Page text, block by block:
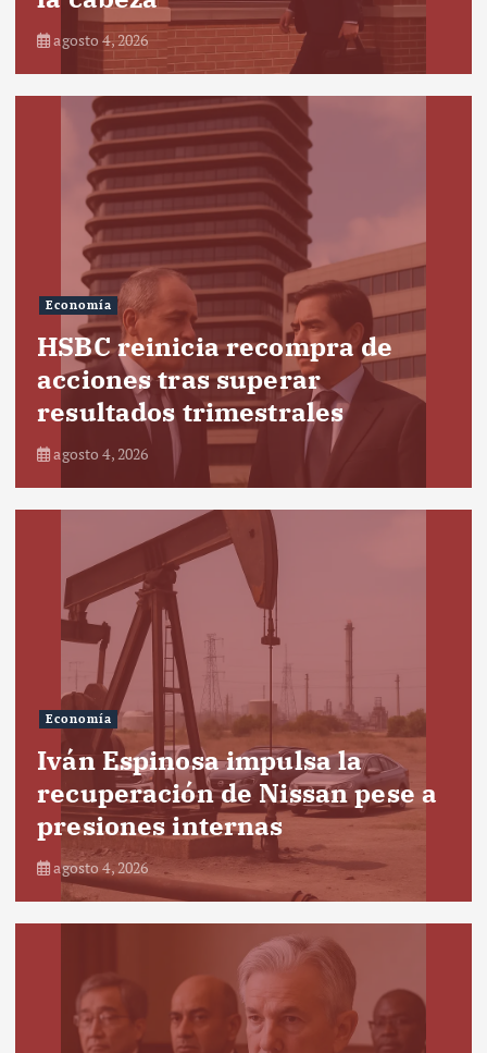
agosto 4, 2026
Economía
HSBC reinicia recompra de
acciones tras superar
resultados trimestrales
agosto 4, 2026
Economía
Iván Espinosa impulsa la
recuperación de Nissan pese a
presiones internas
agosto 4, 2026